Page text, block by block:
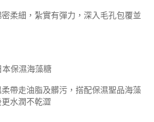
柔細，紮實有彈力，深入毛孔包覆並
本保濕海藻糖
帶走油脂及髒污，搭配保濕聖品海藻
水潤不乾澀